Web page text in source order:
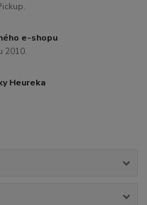
e-shopu
2010.
Heureka